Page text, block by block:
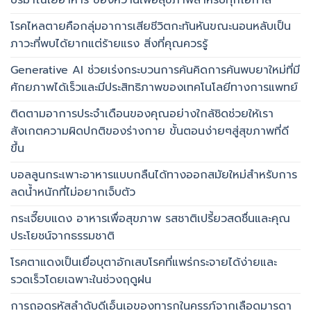
โรคไหลตายคือกลุ่มอาการเสียชีวิตกะทันหันขณะนอนหลับเป็น
ภาวะที่พบได้ยากแต่ร้ายแรง สิ่งที่คุณควรรู้
Generative AI ช่วยเร่งกระบวนการค้นคิดการค้นพบยาใหม่ที่มี
ศักยภาพได้เร็วและมีประสิทธิภาพของเทคโนโลยีทางการแพทย์
ติดตามอาการประจำเดือนของคุณอย่างใกล้ชิดช่วยให้เรา
สังเกตความผิดปกติของร่างกาย ขั้นตอนง่ายๆสู่สุขภาพที่ดี
ขึ้น
บอลลูนกระเพาะอาหารแบบกลืนได้ทางออกสมัยใหม่สำหรับการ
ลดน้ำหนักที่ไม่อยากเจ็บตัว
กระเจี๊ยบแดง อาหารเพื่อสุขภาพ รสชาติเปรี้ยวสดชื่นและคุณ
ประโยชน์จากธรรมชาติ
โรคตาแดงเป็นเยื่อบุตาอักเสบโรคที่แพร่กระจายได้ง่ายและ
รวดเร็วโดยเฉพาะในช่วงฤดูฝน
การถอดรหัสลำดับดีเอ็นเอของทารกในครรภ์จากเลือดมารดา